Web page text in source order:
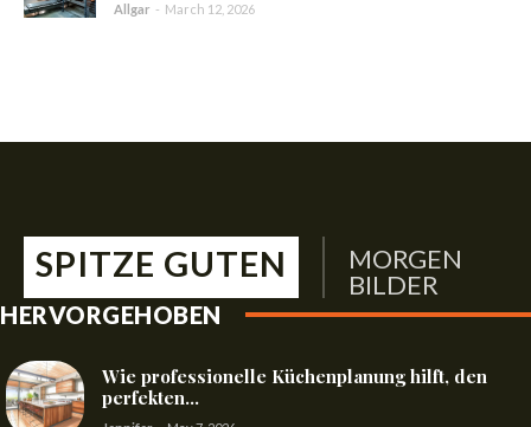
Allgar - March 12, 2026
SPITZE GUTEN
MORGEN
BILDER
HERVORGEHOBEN
Wie professionelle Küchenplanung hilft, den
perfekten...